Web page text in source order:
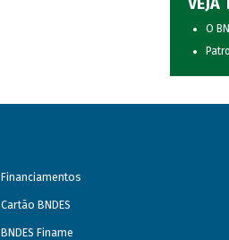
VEJA
O
Financiamentos
Cartão BNDES
BNDES Finame